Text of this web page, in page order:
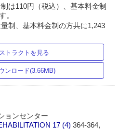
は110円（税込）、基本料金制
。
制、基本料金制の方共に1,243
トラクトを見る
ンロード(3.66MB)
ョンセンター
17 (4)364-364,